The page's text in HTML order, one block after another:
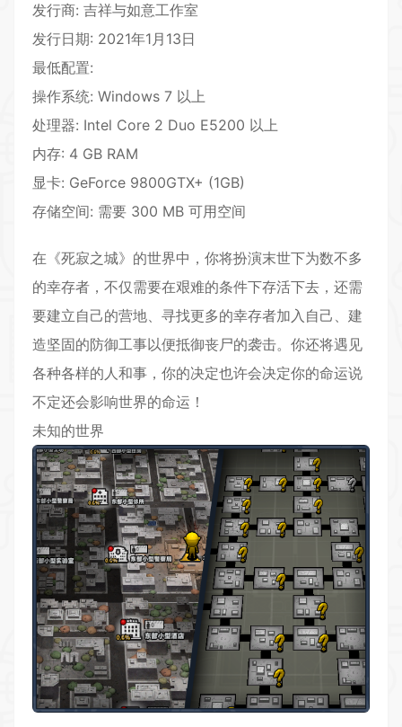
发行商: 吉祥与如意工作室
发行日期: 2021年1月13日
最低配置:
操作系统: Windows 7 以上
处理器: Intel Core 2 Duo E5200 以上
内存: 4 GB RAM
显卡: GeForce 9800GTX+ (1GB)
存储空间: 需要 300 MB 可用空间
在《死寂之城》的世界中，你将扮演末世下为数不多
的幸存者，不仅需要在艰难的条件下存活下去，还需
要建立自己的营地、寻找更多的幸存者加入自己、建
造坚固的防御工事以便抵御丧尸的袭击。你还将遇见
各种各样的人和事，你的决定也许会决定你的命运说
不定还会影响世界的命运！
未知的世界